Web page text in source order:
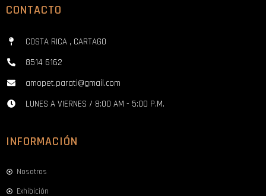
CONTACTO
COSTA RICA , CARTAGO
8514 6162
amopet.parati@gmail.com
LUNES A VIERNES / 8:00 AM - 5:00 P.M.
INFORMACIÓN
Nosotros
Exhibición